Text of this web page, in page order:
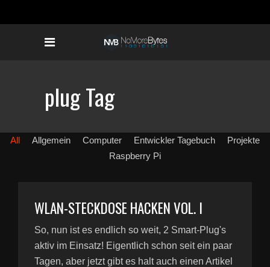
plug Tag
All Allgemein Computer Entwickler Tagebuch
Projekte
Raspberry Pi
WLAN-STECKDOSE HACKEN VOL. I
So, nun ist es endlich so weit, 2 Smart-Plug's
aktiv im Einsatz! Eigentlich schon seit ein paar
Tagen, aber jetzt gibt es halt auch einen Artikel